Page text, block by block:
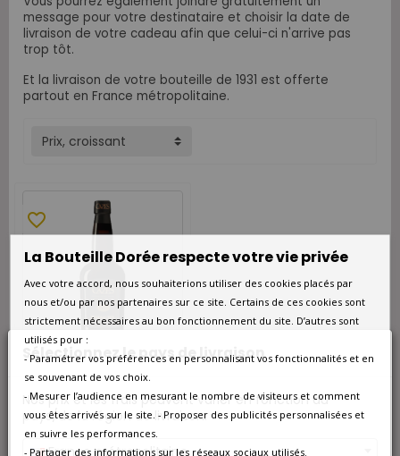
Sélectionnez le pays de livraison
Nos prix et les frais peuvent varier en fonction du
pays/de la région de livraison.
France métropolitaine
message pour votre destinataire et choisir la date de
livraison de votre cadeau afin que celui-ci n'arrive pas
trop tôt.
Et la livraison de votre bouteille de 1931 est offerte
partout en France métropolitaine.
Prix, croissant
DISPONIBLE À L'UNITÉ
favorite_border
Maison Cazes Rivesaltes
Rouge 1931
La Bouteille Dorée respecte votre vie privée
Avec votre accord, nous souhaiterions utiliser des cookies placés par
nous et/ou par nos partenaires sur ce site. Certains de ces cookies sont
strictement nécessaires au bon fonctionnement du site. D’autres sont
utilisés pour :
- Paramétrer vos préférences en personnalisant vos fonctionnalités et en
se souvenant de vos choix.
- Mesurer l’audience en mesurant le nombre de visiteurs et comment
vous êtes arrivés sur le site. - Proposer des publicités personnalisées et
en suivre les performances.
- Partager des informations sur les réseaux sociaux utilisés.